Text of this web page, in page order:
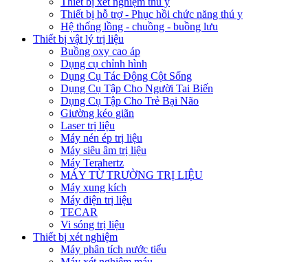
Thiết bị hỗ trợ - Phục hồi chức năng thú y
Hệ thống lồng - chuồng - buồng lưu
Thiết bị vật lý trị liệu
Buồng oxy cao áp
Dụng cụ chỉnh hình
Dụng Cụ Tác Động Cột Sống
Dụng Cụ Tập Cho Người Tai Biến
Dụng Cụ Tập Cho Trẻ Bại Não
Giường kéo giãn
Laser trị liệu
Máy nén ép trị liệu
Máy siêu âm trị liệu
Máy Terahertz
MÁY TỪ TRƯỜNG TRỊ LIỆU
Máy xung kích
Máy điện trị liệu
TECAR
Vi sóng trị liệu
Thiết bị xét nghiệm
Máy phân tích nước tiểu